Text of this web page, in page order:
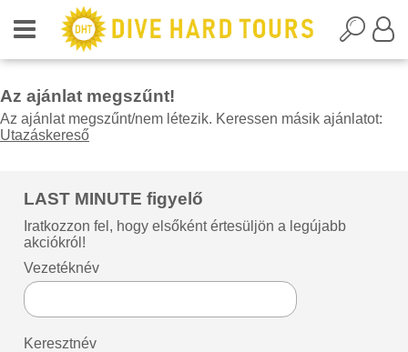
Az ajánlat megszűnt!
Az ajánlat megszűnt/nem létezik. Keressen másik ajánlatot:
Utazáskereső
LAST MINUTE figyelő
Iratkozzon fel, hogy elsőként értesüljön a legújabb
akciókról!
Vezetéknév
Keresztnév